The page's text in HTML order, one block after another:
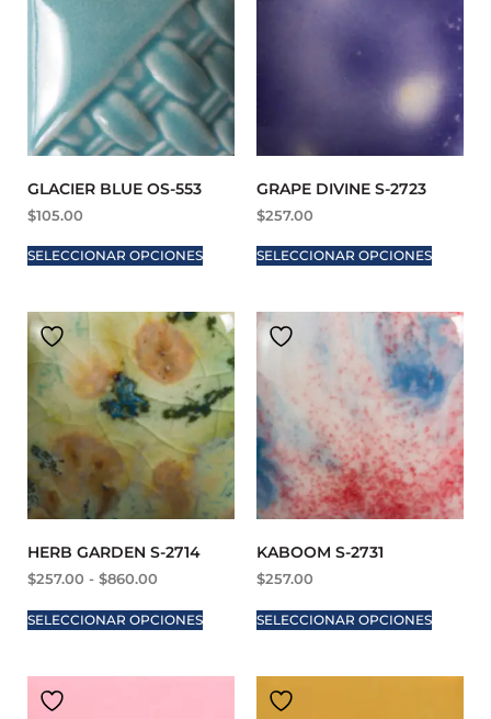
GLACIER BLUE OS-553
$105.00
SELECCIONAR OPCIONES
GRAPE DIVINE S-2723
$257.00
SELECCIONAR OPCIONES
HERB GARDEN S-2714
$257.00 - $860.00
SELECCIONAR OPCIONES
KABOOM S-2731
$257.00
SELECCIONAR OPCIONES